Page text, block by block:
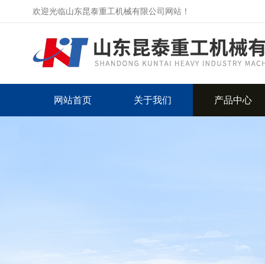
欢迎光临山东昆泰重工机械有限公司网站！
网站首页 关于我们 产品中心